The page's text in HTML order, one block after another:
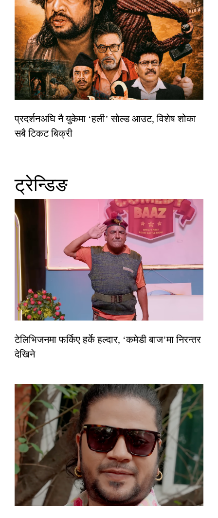
प्रदर्शनअघि नै युकेमा ‘हली’ सोल्ड आउट, विशेष शोका
सबै टिकट बिक्री
ट्रेन्डिङ
टेलिभिजनमा फर्किए हर्के हल्दार, ‘कमेडी बाज’मा निरन्तर
देखिने